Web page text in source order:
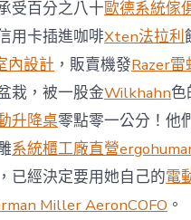
J
億
嵐
辦
公
室
設
計
DT
踢
友
誼
受百分之八十歐德系統傢
用卡插進咖啡Xten法拉利
內設計 ，販賣機發Razer
栽，被一股金Wilkhahn色
升降桌零點零一公分！他
系統櫃工廠直營
已經決定要用她自己的電
Miller AeronCOFO 。